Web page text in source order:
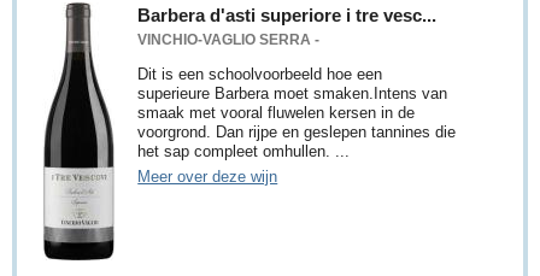
Barbera d'asti superiore i tre vesc...
VINCHIO-VAGLIO SERRA -
Dit is een schoolvoorbeeld hoe een
superieure Barbera moet smaken.Intens van
smaak met vooral fluwelen kersen in de
voorgrond. Dan rijpe en geslepen tannines die
het sap compleet omhullen. ...
Meer over deze wijn